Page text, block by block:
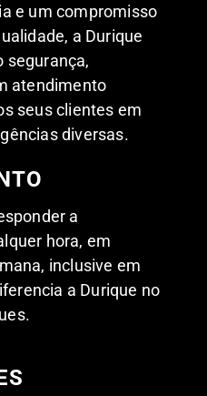
e um compromisso
a Durique
segurança,
atendimento
seus clientes em
diversas.
a
hora, em
inclusive em
a Durique no